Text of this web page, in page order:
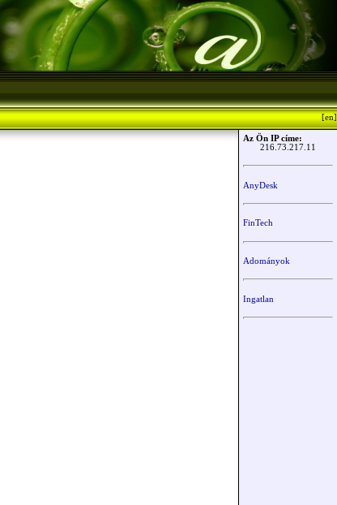
[en]
Az Ön IP címe:
216.73.217.11
AnyDesk
FinTech
Adományok
Ingatlan